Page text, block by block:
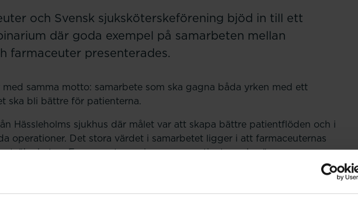
och Svensk sjuksköterskeförening bjöd in till ett
där goda exempel på samarbeten mellan
farmaceuter presenterades.
med samma motto: samarbete som ska gagna båda yrken med ett
ska bli bättre för patienterna.
Hässleholms sjukhus där målet var att skapa bättre patientflöden och i
operationer. Det stora värdet i samarbetet ligger i att farmaceuternas
Farmaceuterna ringer upp patienter och gör
inför operationer och följer upp efterhand. Det medför färre inställda
stor ekonomisk vinst men det frigör även tid för andra yrkesgrupper. Mellan
en kompetensförhöjning och det blir ett annat fokus på läkemedel.